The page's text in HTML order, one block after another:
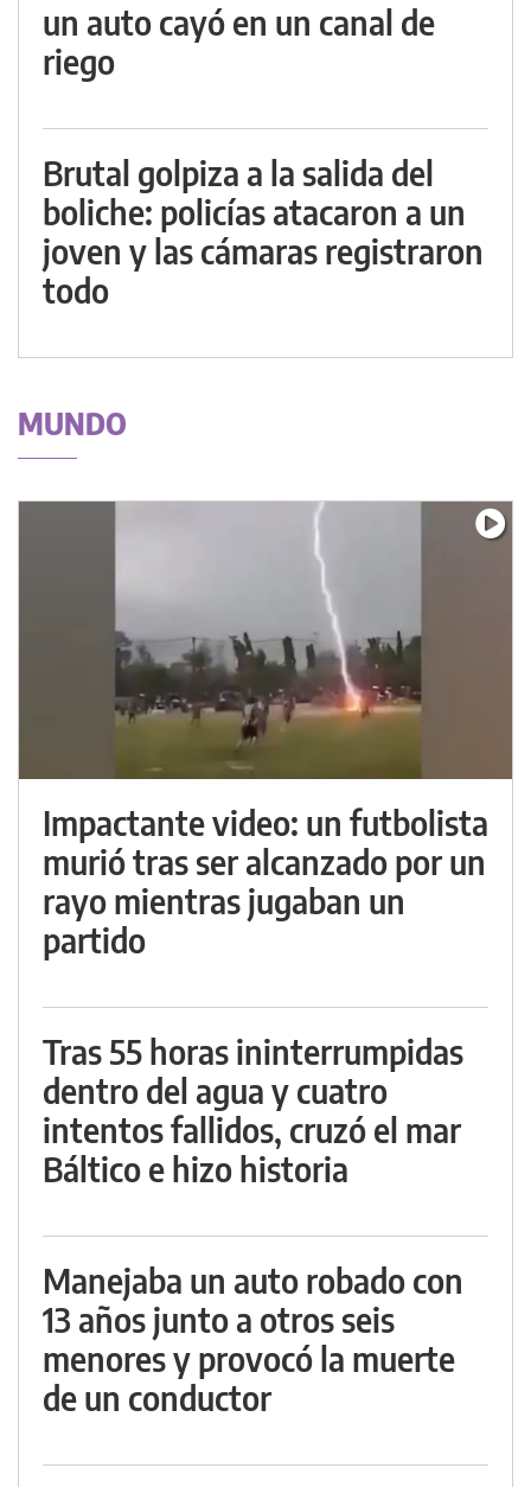
un auto cayó en un canal de
riego
Brutal golpiza a la salida del
boliche: policías atacaron a un
joven y las cámaras registraron
todo
MUNDO
Impactante video: un futbolista
murió tras ser alcanzado por un
rayo mientras jugaban un
partido
Tras 55 horas ininterrumpidas
dentro del agua y cuatro
intentos fallidos, cruzó el mar
Báltico e hizo historia
Manejaba un auto robado con
13 años junto a otros seis
menores y provocó la muerte
de un conductor